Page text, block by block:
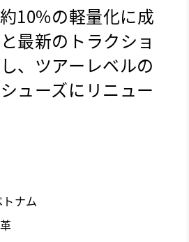
10%の軽量化に成
最新のトラクショ
、ツアーレベルの
ューズにリニュー
ナム